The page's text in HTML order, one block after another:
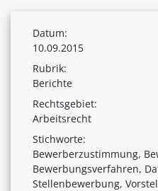
Datum:
10.09.2015
Rubrik:
Berichte
Rechtsgebiet:
Arbeitsrecht
Stichworte:
Bewerberzustimmung,
Bewerbungsverfahren,
Stellenbewerbung,